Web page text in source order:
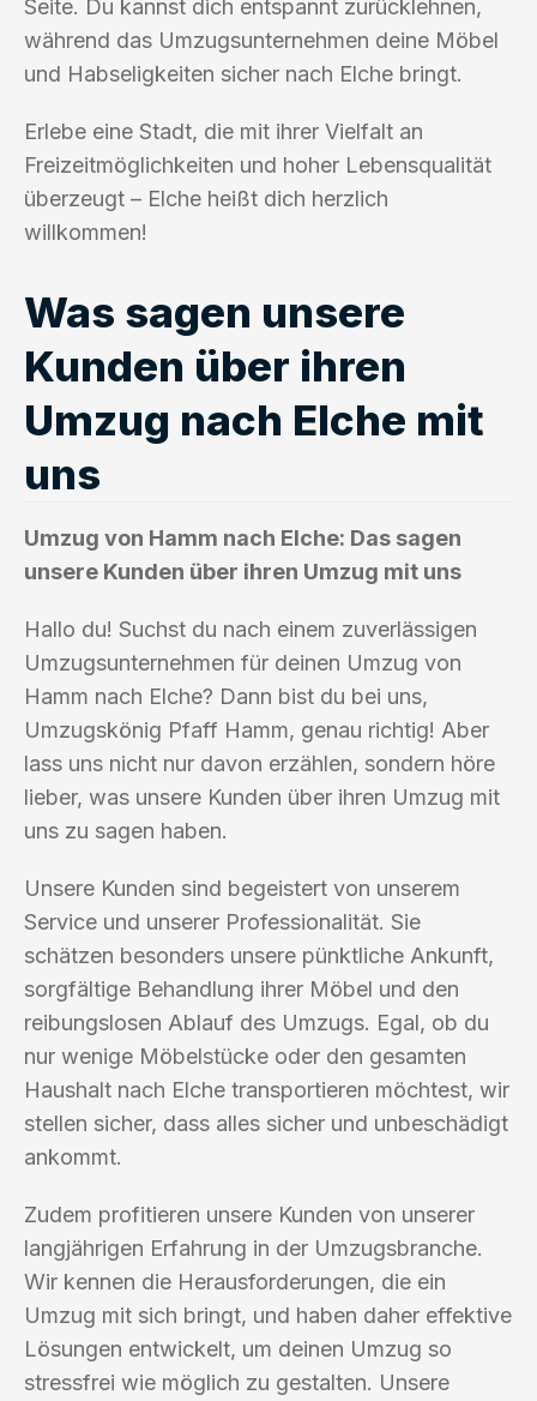
Seite. Du kannst dich entspannt zurücklehnen,
während das Umzugsunternehmen deine Möbel
und Habseligkeiten sicher nach Elche bringt.
Erlebe eine Stadt, die mit ihrer Vielfalt an
Freizeitmöglichkeiten und hoher Lebensqualität
überzeugt – Elche heißt dich herzlich
willkommen!
Was sagen unsere
Kunden über ihren
Umzug nach Elche mit
uns
Umzug von Hamm nach Elche: Das sagen
unsere Kunden über ihren Umzug mit uns
Hallo du! Suchst du nach einem zuverlässigen
Umzugsunternehmen für deinen Umzug von
Hamm nach Elche? Dann bist du bei uns,
Umzugskönig Pfaff Hamm, genau richtig! Aber
lass uns nicht nur davon erzählen, sondern höre
lieber, was unsere Kunden über ihren Umzug mit
uns zu sagen haben.
Unsere Kunden sind begeistert von unserem
Service und unserer Professionalität. Sie
schätzen besonders unsere pünktliche Ankunft,
sorgfältige Behandlung ihrer Möbel und den
reibungslosen Ablauf des Umzugs. Egal, ob du
nur wenige Möbelstücke oder den gesamten
Haushalt nach Elche transportieren möchtest, wir
stellen sicher, dass alles sicher und unbeschädigt
ankommt.
Zudem profitieren unsere Kunden von unserer
langjährigen Erfahrung in der Umzugsbranche.
Wir kennen die Herausforderungen, die ein
Umzug mit sich bringt, und haben daher effektive
Lösungen entwickelt, um deinen Umzug so
stressfrei wie möglich zu gestalten. Unsere